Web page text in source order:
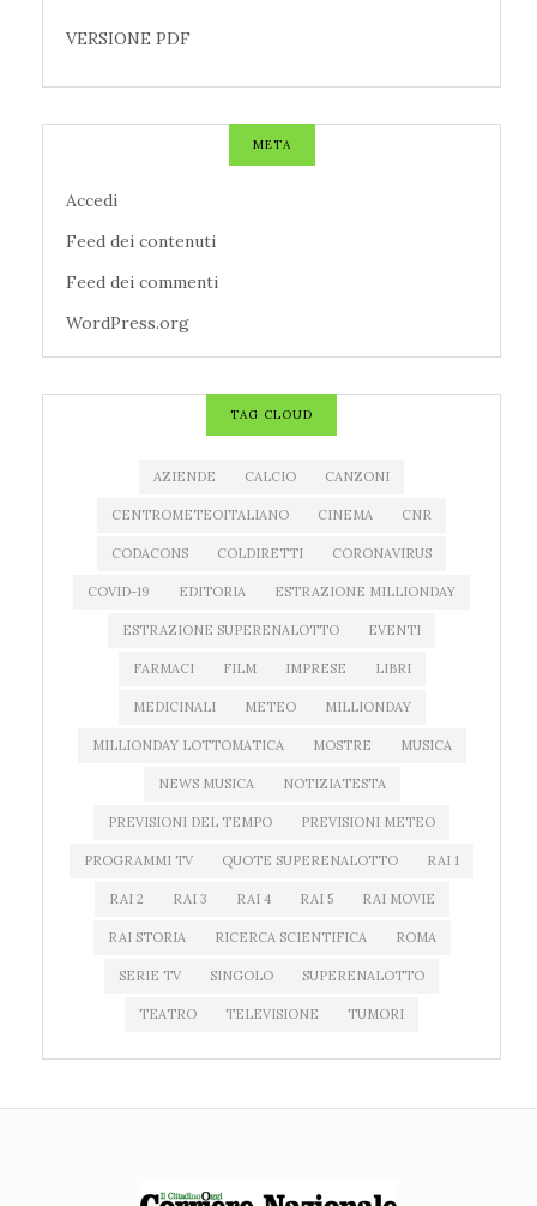
VERSIONE PDF
META
Accedi
Feed dei contenuti
Feed dei commenti
WordPress.org
TAG CLOUD
AZIENDE CALCIO CANZONI
CENTROMETEOITALIANO CINEMA CNR
CODACONS COLDIRETTI CORONAVIRUS
COVID-19 EDITORIA ESTRAZIONE MILLIONDAY
ESTRAZIONE SUPERENALOTTO EVENTI
FARMACI FILM IMPRESE LIBRI
MEDICINALI METEO MILLIONDAY
MILLIONDAY LOTTOMATICA MOSTRE MUSICA
NEWS MUSICA NOTIZIATESTA
PREVISIONI DEL TEMPO PREVISIONI METEO
PROGRAMMI TV QUOTE SUPERENALOTTO RAI 1
RAI 2 RAI 3 RAI 4 RAI 5 RAI MOVIE
RAI STORIA RICERCA SCIENTIFICA ROMA
SERIE TV SINGOLO SUPERENALOTTO
TEATRO TELEVISIONE TUMORI